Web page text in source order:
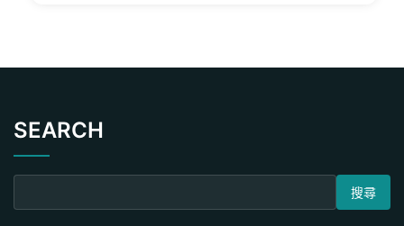
SEARCH
搜尋關鍵字: